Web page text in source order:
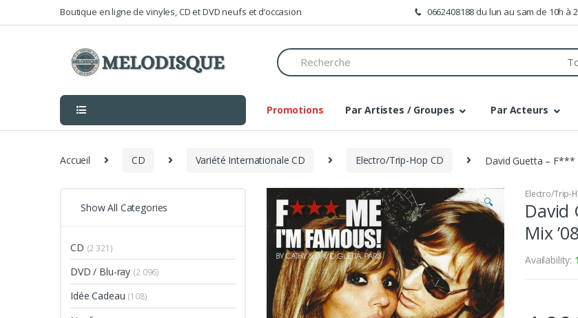
to
to
Boutique en ligne de vinyles, CD et DVD neufs et d’occasion 0662408188 du lun au sam de 10h à
Search
for:
Promotions Par Artistes / Groupes Par Acteurs
Accueil CD Variété Internationale CD Electro/Trip-Hop CD David Guetta – F***
🔍
Electro/Trip-
David
Mix
Availability:
Show All Categories
CD (2 321)
DVD / Blu-ray (2 096)
Idée Cadeau (108)